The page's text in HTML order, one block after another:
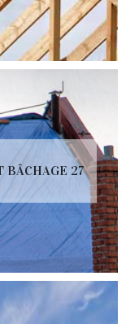
BÂCHAGE 27